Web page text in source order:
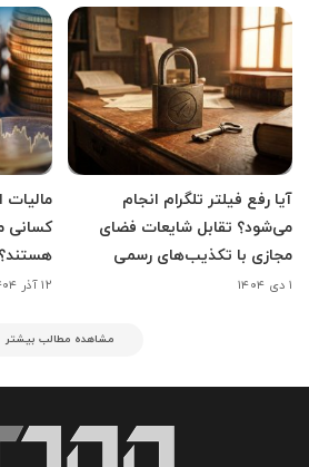
آیا رفع فیلتر تلگرام انجام
می‌‌شود؟ تقابل شایعات فضای
مجازی با تکذیب‌های رسمی
۱ دی ۱۴۰۴
کسانی
هستند؟
۱۲ آذر ۱۴۰۴
مشاهده مطالب بیشتر